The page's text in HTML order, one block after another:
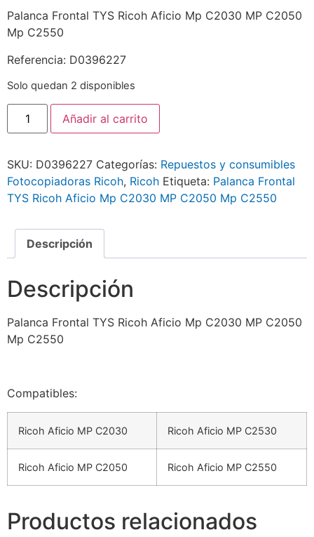
Palanca Frontal TYS Ricoh Aficio Mp C2030 MP C2050
Mp C2550
Referencia: D0396227
Solo quedan 2 disponibles
Añadir al carrito
SKU: D0396227 Categorías: Repuestos y consumibles
Fotocopiadoras Ricoh, Ricoh Etiqueta: Palanca Frontal
TYS Ricoh Aficio Mp C2030 MP C2050 Mp C2550
Descripción
Descripción
Palanca Frontal TYS Ricoh Aficio Mp C2030 MP C2050
Mp C2550
Compatibles:
Ricoh Aficio MP C2030 Ricoh Aficio MP C2530
Ricoh Aficio MP C2050 Ricoh Aficio MP C2550
Productos relacionados